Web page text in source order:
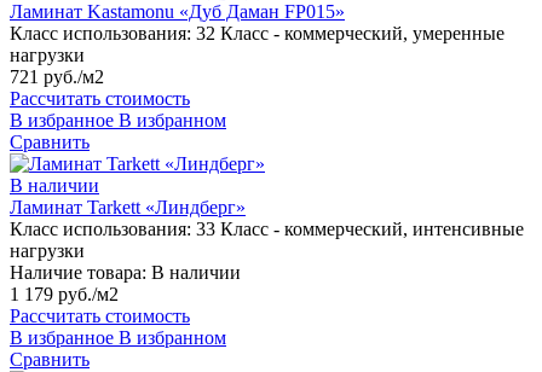
Ламинат Kastamonu «Дуб Даман FP015»
Класс использования: 32 Класс - коммерческий, умеренные
нагрузки
721 руб./м2
Рассчитать стоимость
В избранное В избранном
Сравнить
В наличии
Ламинат Tarkett «Линдберг»
Класс использования: 33 Класс - коммерческий, интенсивные
нагрузки
Наличие товара: В наличии
1 179 руб./м2
Рассчитать стоимость
В избранное В избранном
Сравнить